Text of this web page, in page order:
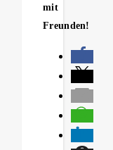
mit
Freunden!